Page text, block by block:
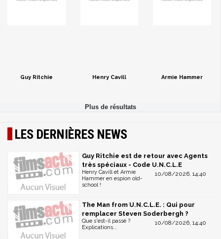
Guy Ritchie Henry Cavill Armie Hammer
LES DERNIÈRES NEWS
Guy Ritchie est de retour avec Agents
très spéciaux - Code U.N.C.L.E
10/08/2026, 14:40
Henry Cavill et Armie
Hammer en espion old-
school !
The Man from U.N.C.L.E. : Qui pour
remplacer Steven Soderbergh ?
10/08/2026, 14:40
Que s'est-il passé ?
Explications...